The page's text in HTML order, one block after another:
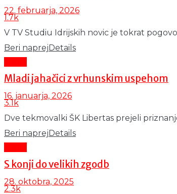
22. februarja, 2026
1.7k
V TV Studiu Idrijskih novic je tokrat
Beri naprejDetails
Mladi jahačici z vrhunskim uspehom
16. januarja, 2026
3.1k
Dve tekmovalki ŠK Libertas prejeli
Beri naprej Details
S konji do velikih zgodb
28. oktobra, 2025
2.3k